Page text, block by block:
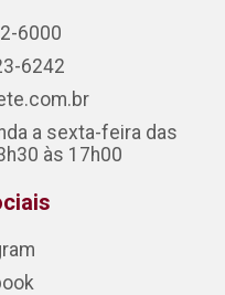
6000
6242
a sexta-feira das
às 17h00